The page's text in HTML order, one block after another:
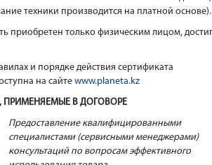
техники производится на платной основе).
приобретен только физическим лицом,
и порядке действия сертификата
на сайте www.planeta.kz
ПРИМЕНЯЕМЫЕ В ДОГОВОРЕ
Предоставление квалифицированными
специалистами (сервисными менеджерами)
консультаций по вопросам эффективного